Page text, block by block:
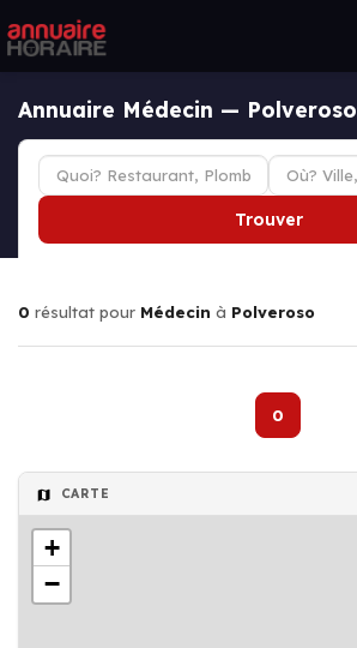
Annuaire Médecin — Polveroso
Trouver
0 résultat pour Médecin à Polveroso
0
CARTE
+
−